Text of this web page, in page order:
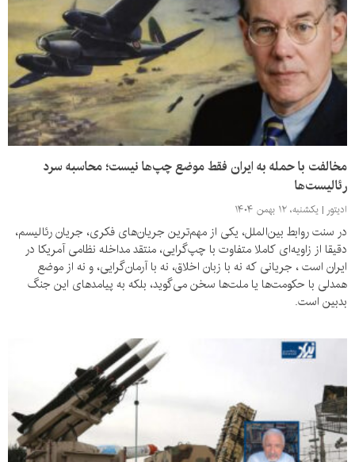
مخالفت با حمله به ایران فقط موضع چپ‌ها نیست؛ محاسبه سرد
رئالیست‌ها
ادیتور یکشنبه، ۱۲ بهمن ۱۴۰۴
در سنت روابط بین‌الملل، یکی از مهم‌ترین جریان‌های فکری، جریان رئالیسم،
دقیقا از زاویه‌ای کاملا متفاوت با چپ‌گرایی، منتقد مداخله نظامی آمریکا در
ایران است ، جریانی که نه با زبان اخلاق، نه با آرمان‌گرایی، و نه از موضع
همدلی با حکومت‌ها یا ملت‌ها سخن می‌گوید، بلکه به پیامدهای این جنگ
بدبین است.